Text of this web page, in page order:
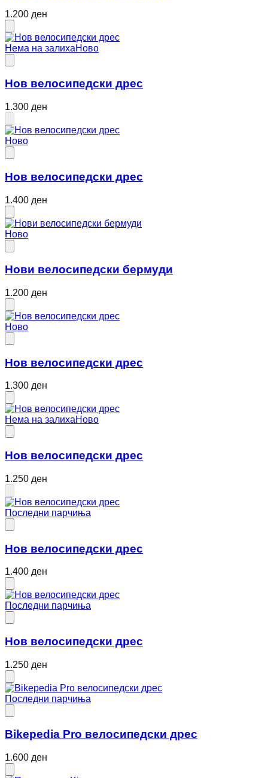
1.200 ден
Нема на залихаНово
Нов велосипедски дрес
1.300 ден
Ново
Нов велосипедски дрес
1.400 ден
Ново
Нови велосипедски бермуди
1.200 ден
Ново
Нов велосипедски дрес
1.300 ден
Нема на залихаНово
Нов велосипедски дрес
1.250 ден
Последни парчиња
Нов велосипедски дрес
1.400 ден
Последни парчиња
Нов велосипедски дрес
1.250 ден
Последни парчиња
Bikepedia Pro велосипедски дрес
1.600 ден